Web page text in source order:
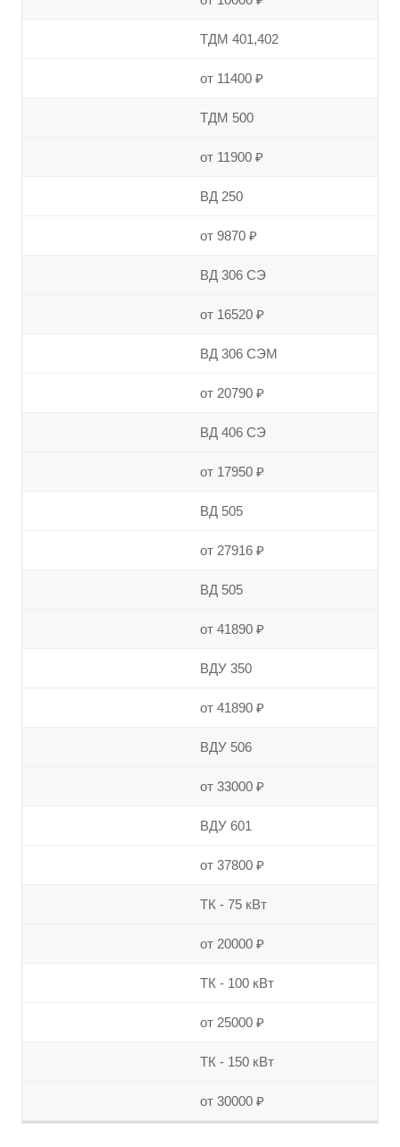
ТДМ 401,402
от 11400 ₽
ТДМ 500
от 11900 ₽
ВД 250
от 9870 ₽
ВД 306 СЭ
от 16520 ₽
ВД 306 СЭМ
от 20790 ₽
ВД 406 СЭ
от 17950 ₽
ВД 505
от 27916 ₽
ВД 505
от 41890 ₽
ВДУ 350
от 41890 ₽
ВДУ 506
от 33000 ₽
ВДУ 601
от 37800 ₽
ТК - 75 кВт
от 20000 ₽
ТК - 100 кВт
от 25000 ₽
ТК - 150 кВт
от 30000 ₽